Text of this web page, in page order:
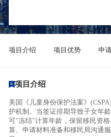
项目介绍 项目优势 申
项目介绍
美国《儿童身份保护法案》
护机制。当签证排期导致子女年
可"冻结"计算年龄，保留移民资
算、申请材料准备和移民局沟通